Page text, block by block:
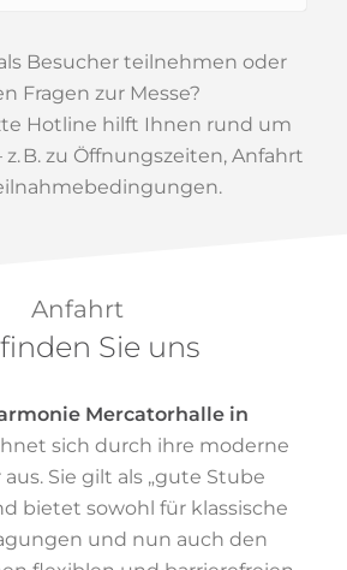
Besucher teilnehmen oder
Fragen zur Messe?
Hotline hilft Ihnen rund um
B. zu Öffnungszeiten, Anfahrt
Anfahrt
Sie uns
Mercatorhalle in
sich durch ihre moderne
Sie gilt als „gute Stube
bietet sowohl für klassische
und nun auch den